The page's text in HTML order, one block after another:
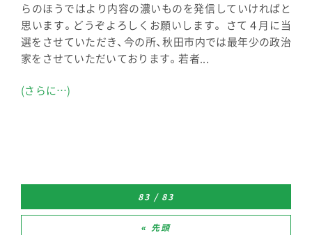
らのほうではより内容の濃いものを発信していければと
思います。どうぞよろしくお願いします。 さて４月に当
選をさせていただき、今の所、秋田市内では最年少の政治
家をさせていただいております。若者...
(さらに…)
83 / 83
« 先頭